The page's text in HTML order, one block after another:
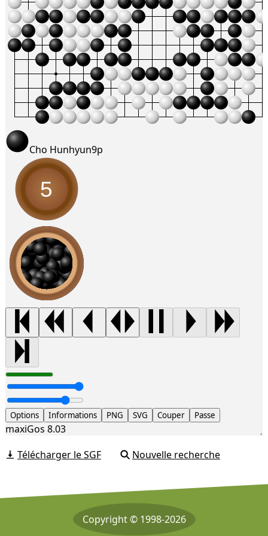
Cho Hunhyun9p
5
Options Informations PNG SVG Couper Passe
maxiGos 8.03
Télécharger le SGF
Nouvelle recherche
Copyright © 1998-2026